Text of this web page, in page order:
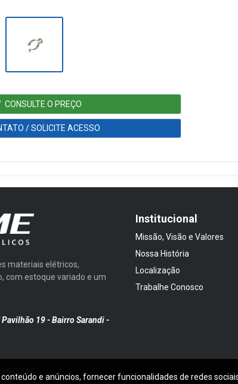
CONSULTE O PREÇO
/ SOLICITE ACESSO
materiais elétricos,
com estoque variado e um
19 - Bairro Sarandi-
Institucional
Missão, Visão e Valores
Nossa História
Localização
Trabalhe Conosco
e anúncios, fornecer funcionalidades de redes